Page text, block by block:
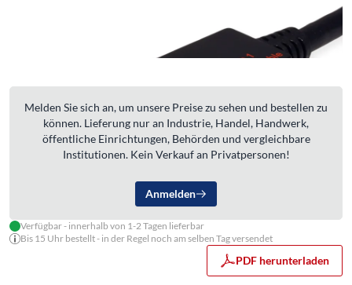
Melden Sie sich an, um unsere Preise zu sehen und bestellen zu
können. Lieferung nur an Industrie, Handel, Handwerk,
öffentliche Einrichtungen, Behörden und vergleichbare
Institutionen. Kein Verkauf an Privatpersonen!
Anmelden
Verfügbar - innerhalb von 1-2 Tagen lieferbar
Bis 15 Uhr bestellt - in der Regel noch am selben Tag versendet
PDF herunterladen